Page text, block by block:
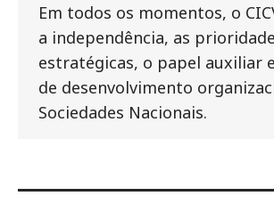
Em todos os momentos, o
a independência, as
estratégicas, o papel auxiliar
de desenvolvimento
Sociedades Nacionais.